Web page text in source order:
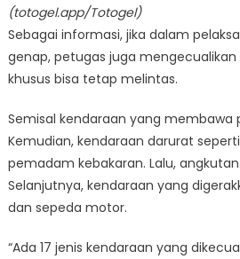
(totogel.app/Totogel)
Sebagai informasi, jika dalam
genap, petugas juga mengecualikan
khusus bisa tetap melintas.
Semisal kendaraan yang membawa
Kemudian, kendaraan darurat
pemadam kebakaran. Lalu,
Selanjutnya, kendaraan yang
dan sepeda motor.
“Ada 17 jenis kendaraan yang